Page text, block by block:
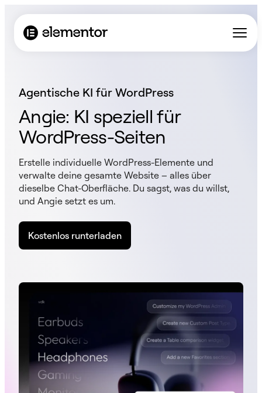
Agentische KI für WordPress
Angie: KI speziell für
WordPress-Seiten
Erstelle individuelle WordPress-Elemente und
verwalte deine gesamte Website – alles über
dieselbe Chat-Oberfläche. Du sagst, was du willst,
und Angie setzt es um.
Kostenlos runterladen